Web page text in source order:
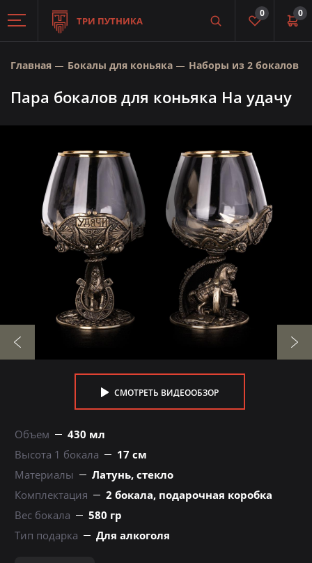
ТРИ ПУТНИКА
0
0
Главная Бокалы для коньяка Наборы из 2 бокалов
Пара бокалов для коньяка На удачу
СМОТРЕТЬ ВИДЕООБЗОР
Объем
430 мл
Высота 1 бокала
17 см
Материалы
Латунь, стекло
Комплектация
2 бокала, подарочная коробка
Вес бокала
580 гр
Тип подарка
Для алкоголя